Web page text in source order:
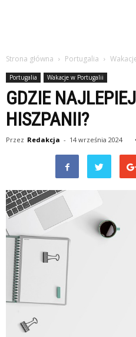
Strona główna Portugalia
Portugalia Wakacje w Portugalii
GDZIE
HISZPANII?
Przez Redakcja - 14 września 2024